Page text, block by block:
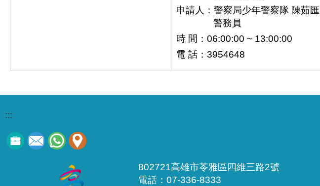
申請人：警察局少年警察隊 陳茹匯
警務員
時 間：06:00:00 ~ 13:00:00
電 話：3954648
:::
802721高雄市苓雅區四維三路2號
電話：07-336-8333